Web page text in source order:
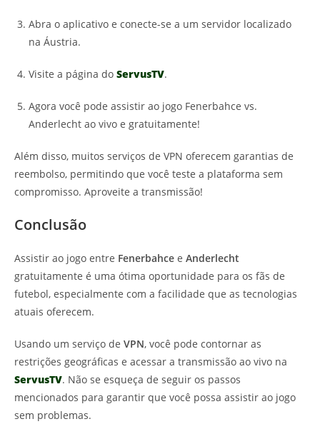
Abra o aplicativo e conecte-se a um servidor localizado
na Áustria.
Visite a página do ServusTV.
Agora você pode assistir ao jogo Fenerbahce vs.
Anderlecht ao vivo e gratuitamente!
Além disso, muitos serviços de VPN oferecem garantias de
reembolso, permitindo que você teste a plataforma sem
compromisso. Aproveite a transmissão!
Conclusão
Assistir ao jogo entre Fenerbahce e Anderlecht
gratuitamente é uma ótima oportunidade para os fãs de
futebol, especialmente com a facilidade que as tecnologias
atuais oferecem.
Usando um serviço de VPN, você pode contornar as
restrições geográficas e acessar a transmissão ao vivo na
ServusTV. Não se esqueça de seguir os passos
mencionados para garantir que você possa assistir ao jogo
sem problemas.